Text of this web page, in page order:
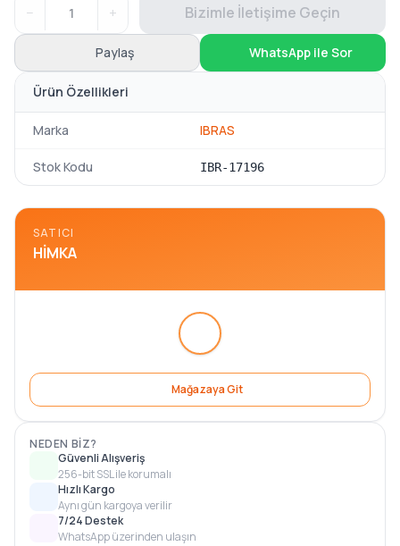
− + Bizimle İletişime Geçin
Paylaş WhatsApp ile Sor
Ürün Özellikleri
Marka IBRAS
Stok Kodu IBR-17196
SATICI
HIMKA
Mağazaya Git
NEDEN BIZ?
Güvenli Alışveriş
256-bit SSL ile korumalı
Hızlı Kargo
Aynı gün kargoya verilir
7/24 Destek
WhatsApp üzerinden ulaşın